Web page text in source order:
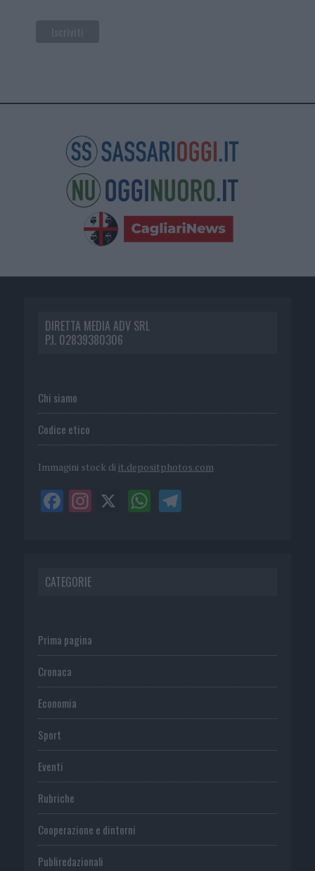
DIRETTA MEDIA ADV SRL
P.I. 02839380306
Chi siamo
Codice etico
Immagini stock di it.depositphotos.com
CATEGORIE
Prima pagina
Cronaca
Economia
Sport
Eventi
Rubriche
Cooperazione e dintorni
Publiredazionali